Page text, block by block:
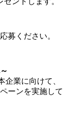
募ください。
企業に向けて、
ーンを実施して